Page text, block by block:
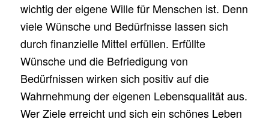
wichtig der eigene Wille für Menschen ist. Denn
viele Wünsche und Bedürfnisse lassen sich
durch finanzielle Mittel erfüllen. Erfüllte
Wünsche und die Befriedigung von
Bedürfnissen wirken sich positiv auf die
Wahrnehmung der eigenen Lebensqualität aus.
Wer Ziele erreicht und sich ein schönes Leben